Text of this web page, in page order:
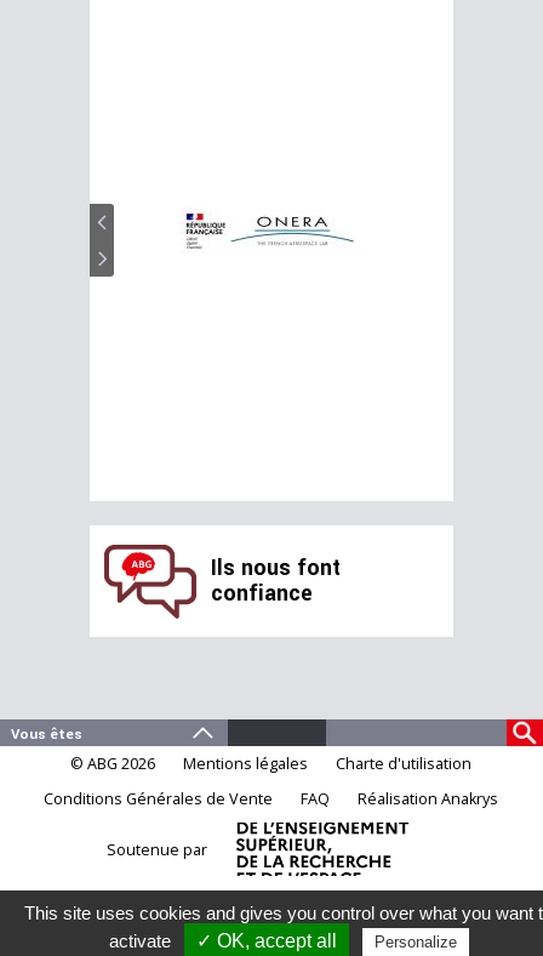
Ils nous font
confiance
© ABG 2026 Mentions légales
Charte d'utilisation
Conditions Générales de Vente
FAQ Réalisation Anakrys
Soutenue par
This site uses cookies and gives you control over what you want
activate
✓ OK, accept all Personalize